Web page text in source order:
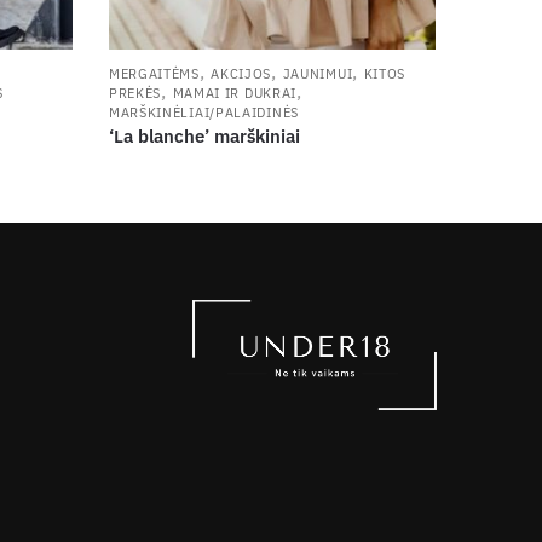
MERGAITĖMS,AKCIJOS, JAUNIMUI, KITOS
PREKĖS, MAMAI IR DUKRAI,
MARŠKINĖLIAI/PALAIDINĖS
‘La blanche’ marškiniai